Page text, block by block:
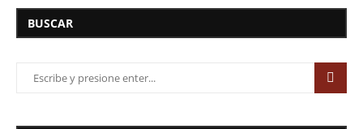
BUSCAR